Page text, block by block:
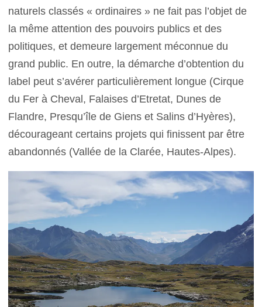
naturels classés « ordinaires » ne fait pas l’objet de
la même attention des pouvoirs publics et des
politiques, et demeure largement méconnue du
grand public. En outre, la démarche d’obtention du
label peut s’avérer particulièrement longue (Cirque
du Fer à Cheval, Falaises d’Etretat, Dunes de
Flandre, Presqu’île de Giens et Salins d’Hyères),
décourageant certains projets qui finissent par être
abandonnés (Vallée de la Clarée, Hautes-Alpes).